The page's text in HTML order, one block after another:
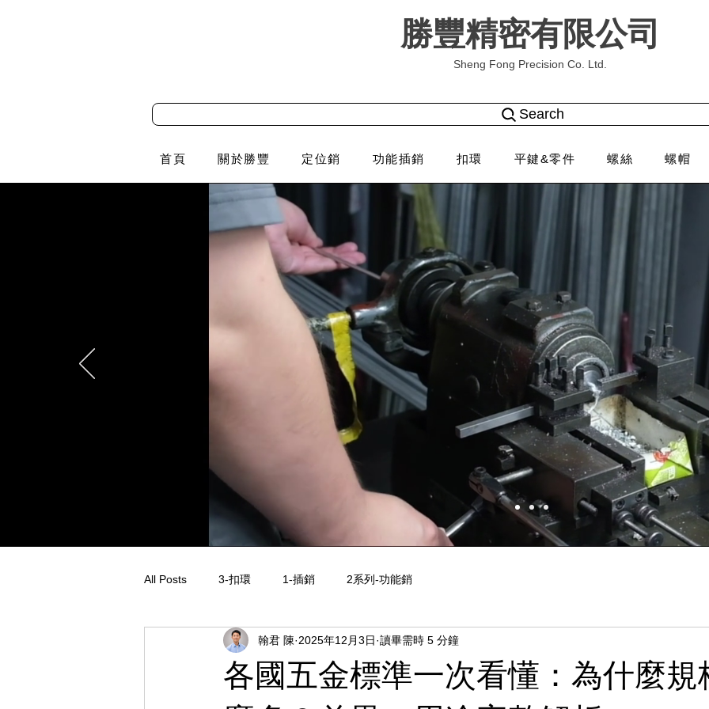
勝豐精密有限公司
Sheng Fong Precision Co. Ltd.
Search
首頁 關於勝豐 定位銷 功能插銷 扣環 平鍵&零件 螺絲 螺帽
All Posts 3-扣環 1-插銷 2系列-功能銷
各國五金標準一次看懂：為什麼規
翰君 陳 2025年12月3日 讀畢需時 5 分鐘